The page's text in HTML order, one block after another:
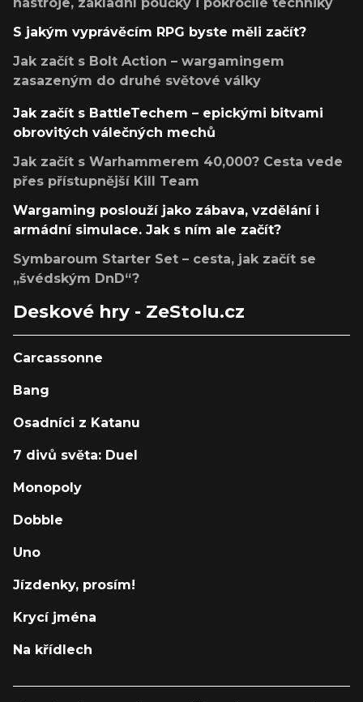
S jakým vyprávěcím RPG byste měli začít?
Jak začít s Bolt Action – wargamingem
zasazeným do druhé světové války
Jak začít s BattleTechem – epickými bitvami
obrovitých válečných mechů
Jak začít s Warhammerem 40,000? Cesta vede
přes přístupnější Kill Team
Wargaming poslouží jako zábava, vzdělání i
armádní simulace. Jak s ním ale začít?
Symbaroum Starter Set – cesta, jak začít se
„švédským DnD“?
Deskové hry - ZeStolu.cz
Carcassonne
Bang
Osadníci z Katanu
7 divů světa: Duel
Monopoly
Dobble
Uno
Jízdenky, prosím!
Krycí jména
Na křídlech